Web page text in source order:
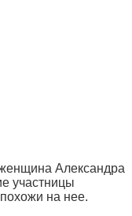
Александра
участницы
на нее.